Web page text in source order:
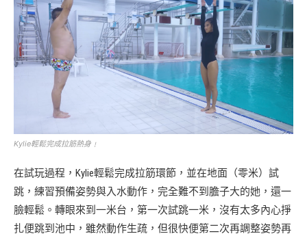
Kylie輕鬆完成拉筋熱身﹗
在試玩過程，Kylie輕鬆完成拉筋環節，並在地面（零米）試
跳，練習預備姿勢與入水動作，完全難不到膽子大的她，還一
臉輕鬆。轉眼來到一米台，第一次試跳一米，沒有太多內心掙
扎便跳到池中，雖然動作生疏，但很快便第二次再調整姿勢再